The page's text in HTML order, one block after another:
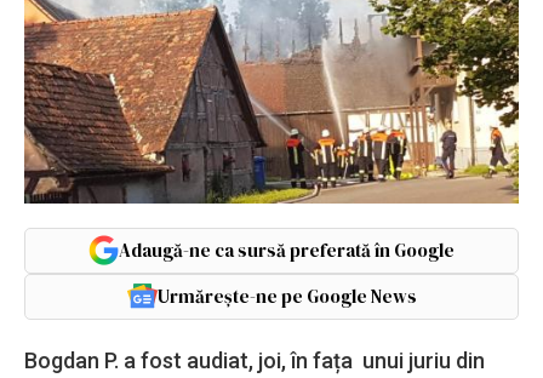
Adaugă-ne ca sursă preferată în Google
Urmărește-ne pe Google News
Bogdan P. a fost audiat, joi, în fața unui juriu din